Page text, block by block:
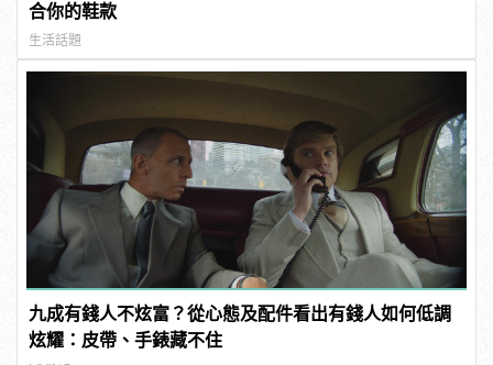
合你的鞋款
生活話題
九成有錢人不炫富？從心態及配件看出有錢人如何低調
炫耀：皮帶、手錶藏不住